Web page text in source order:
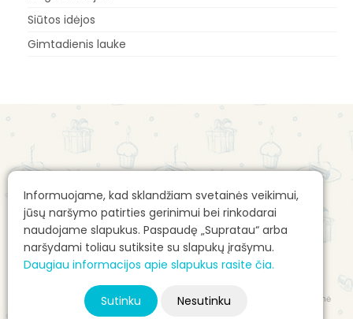
Informuojame, kad sklandžiam svetainės veikimui,
jūsų naršymo patirties gerinimui bei rinkodarai
naudojame slapukus. Paspaudę „Supratau“ arba
naršydami toliau sutiksite su slapukų įrašymu.
Daugiau informacijos apie slapukus rasite čia.
Sutinku Nesutinku
Siūtos idėjos
Gimtadienis lauke
Apie mane: Alvilė Rimaitė
Reklamos talpinimo taisyklės
Pirkimo sąlygos e. parduotuvėje
E. parduotuvės prekių pristatymas
Autorių teisės ir kita intelektinė nuosavybė
© 2026 Gimtadienio mugė - Alvilė Rimaitė, visos teisės saugomos. Svetainė
pagaminta – vdizainas@gmail.com